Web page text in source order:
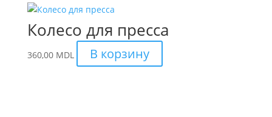
Колесо для пресса
360,00 MDL В корзину